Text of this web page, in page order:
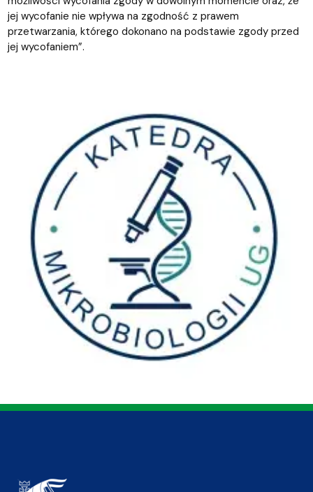
jej wycofanie nie wpływa na zgodność z prawem
przetwarzania, którego dokonano na podstawie zgody przed
jej wycofaniem”.